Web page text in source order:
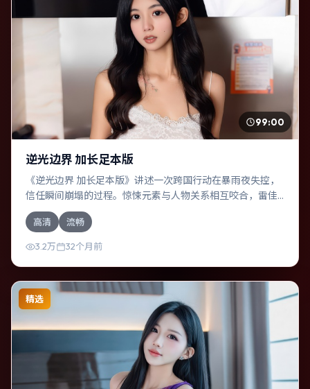
99:00
逆光边界 加长足本版
《逆光边界 加长足本版》讲述一次跨国行动在暴雨夜失控，
信任瞬间崩塌的过程。惊悚元素与人物关系相互咬合，雷佳
音、廖凡的对手戏尤为出彩。导演张艺谋善于在长镜头中积
蓄张力，本片亦在德国实地取景，增强真实质感。
高清 流畅
3.2万 32个月前
精选